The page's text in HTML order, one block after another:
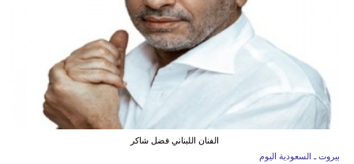
الفنان اللبناني فضل شاكر
بيروت ـ السعودية اليوم